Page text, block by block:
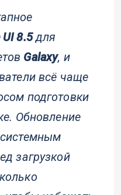
UI 8.5для
Galaxy, и
всё чаще
подготовки
Обновление
загрузкой